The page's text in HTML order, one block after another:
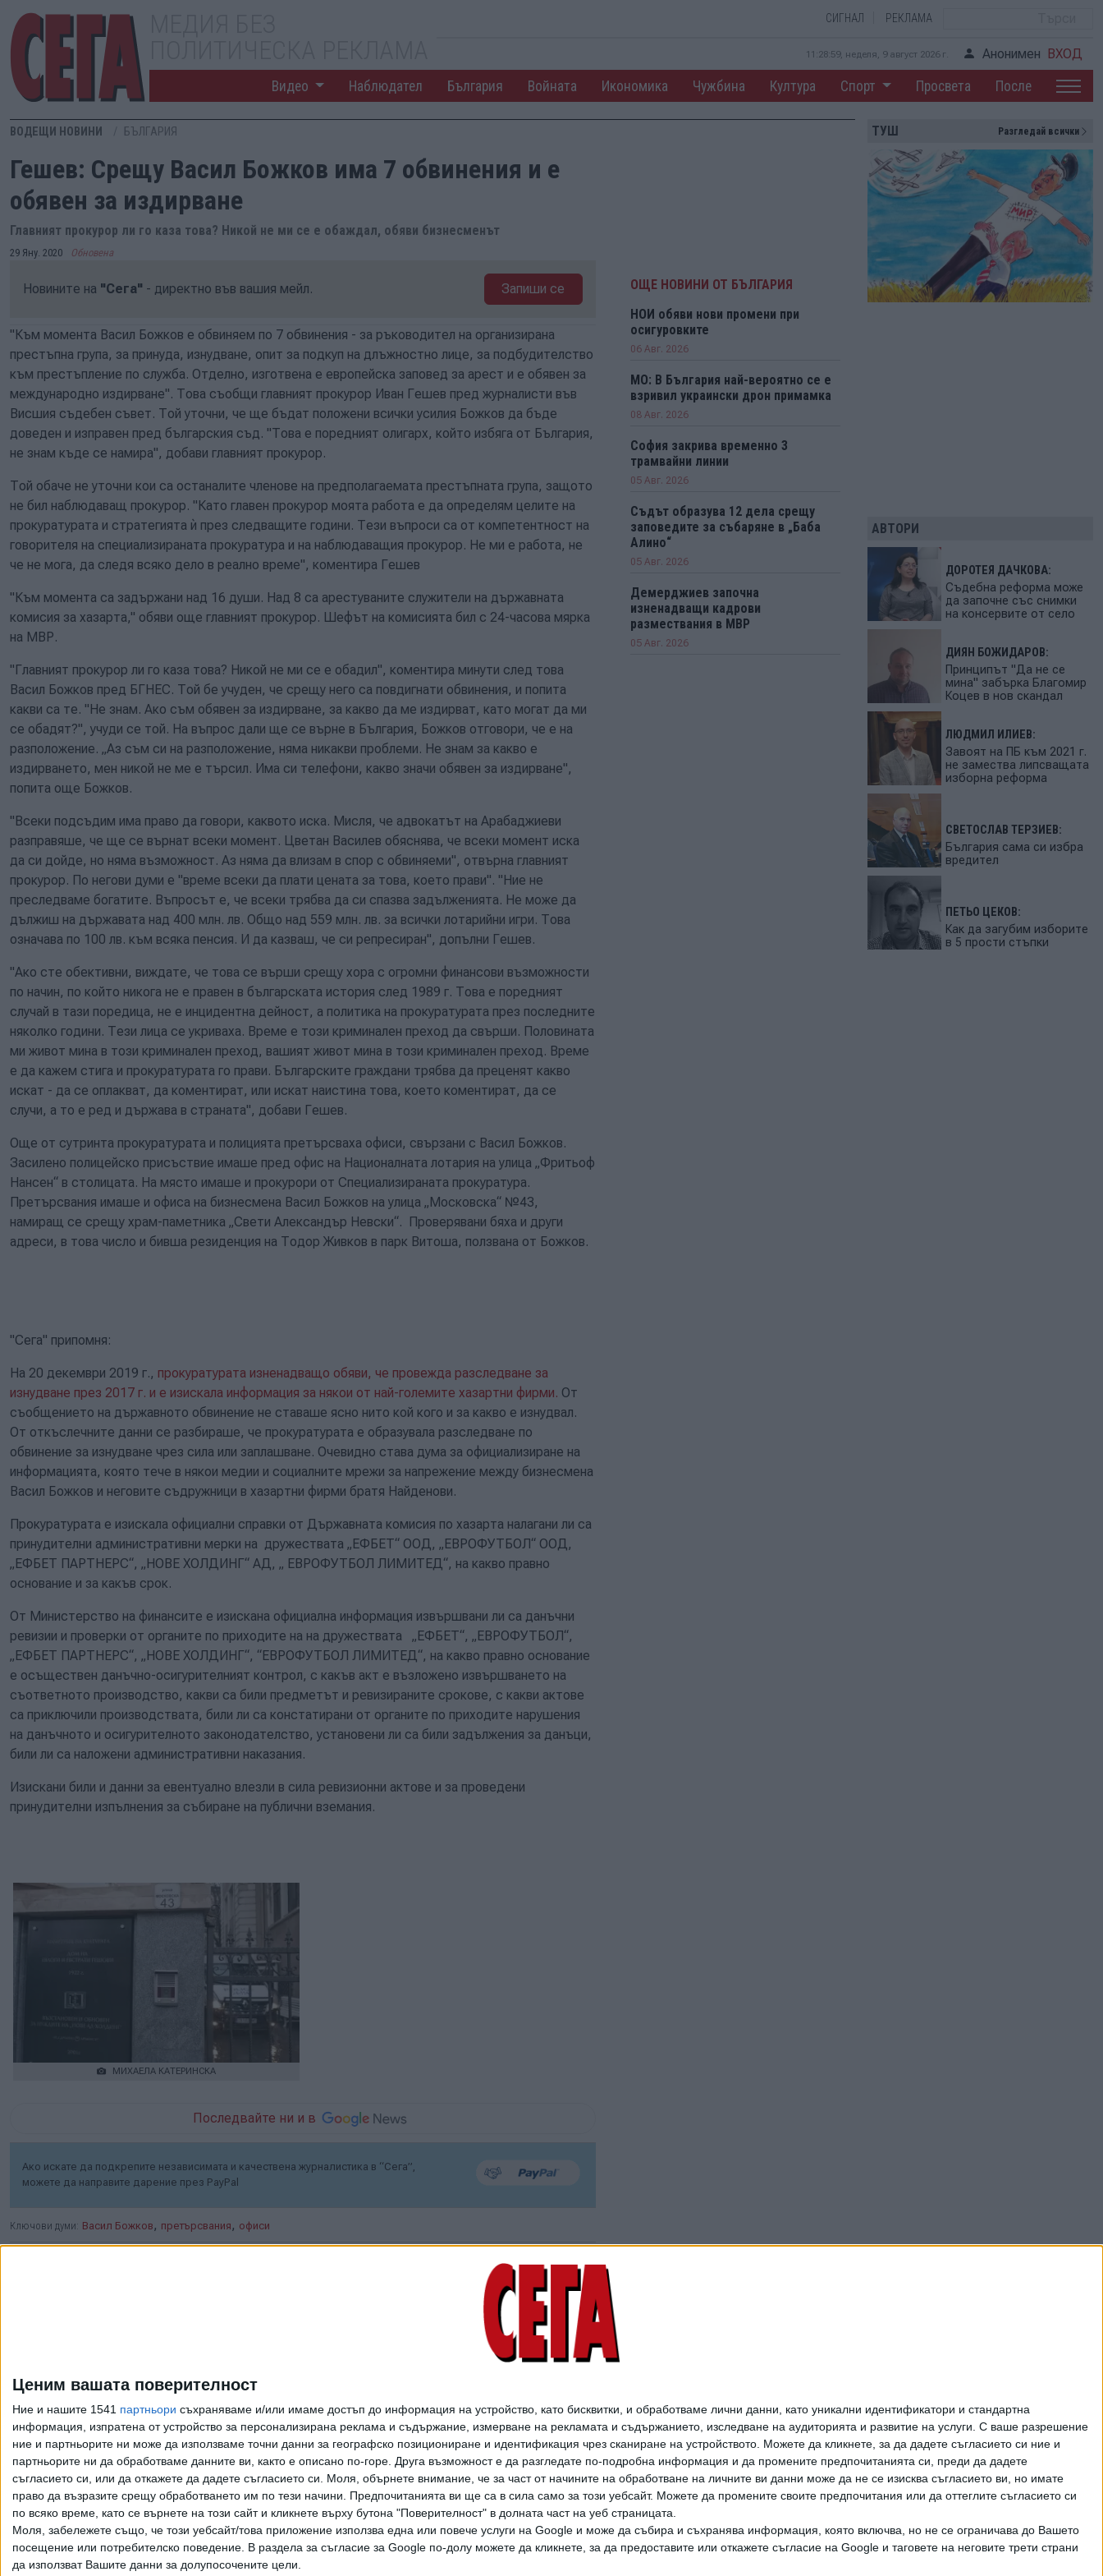
Ценим вашата поверителност
Ние и нашите 1541 партньори съхраняваме и/или имаме достъп до информация на устройство, като бисквитки, и обработваме лични данни, като уникални идентификатори и стандартна
информация, изпратена от устройство за персонализирана реклама и съдържание, измерване на рекламата и съдържанието, изследване на аудиторията и развитие на услуги. С ваше разрешение
ние и партньорите ни може да използваме точни данни за географско позициониране и идентификация чрез сканиране на устройството. Можете да кликнете, за да дадете съгласието си ние и
партньорите ни да обработваме данните ви, както е описано по-горе. Друга възможност е да разгледате по-подробна информация и да промените предпочитанията си, преди да дадете
съгласието си, или да откажете да дадете съгласието си.
Моля, обърнете внимание, че за част от начините на обработване на личните ви данни може да не се изисква съгласието ви, но имате
право да възразите срещу обработването им по тези начини. Предпочитанията ви ще са в сила само за този уебсайт. Можете да промените своите предпочитания или да оттеглите съгласието си
по всяко време, като се върнете на този сайт и кликнете върху бутона "Поверителност" в долната част на уеб страницата.
Моля, забележете също, че този уебсайт/това приложение използва една или повече услуги на Google и може да събира и съхранява информация, която включва, но не се ограничава до Вашето
посещение или потребителско поведение. В раздела за съгласие за Google по-долу можете да кликнете, за да предоставите или откажете съгласие на Google и таговете на неговите трети страни
да използват Вашите данни за долупосочените цели.
СИГНАЛ РЕКЛАМА
11:29:00, неделя, 9 август 2026 г. Анонимен ВХОД
Видео Наблюдател България Войната Икономика Чужбина Култура Спорт Просвета После
ВОДЕЩИ НОВИНИ БЪЛГАРИЯ
Гешев: Срещу Васил Божков има 7 обвинения и е
обявен за издирване
Главният прокурор ли го каза това? Никой не ми се е обаждал, обяви бизнесменът
29 Яну. 2020 Обновена
Новините на "Сега" - директно във вашия мейл. Запиши се
"Към момента Васил Божков е обвиняем по 7 обвинения - за ръководител на организирана
престъпна група, за принуда, изнудване, опит за подкуп на длъжностно лице, за подбудителство
към престъпление по служба. Отделно, изготвена е европейска заповед за арест и е обявен за
международно издирване". Това съобщи главният прокурор Иван Гешев пред журналисти във
Висшия съдебен съвет. Той уточни, че ще бъдат положени всички усилия Божков да бъде
доведен и изправен пред българския съд. "Това е поредният олигарх, който избяга от България,
не знам къде се намира", добави главният прокурор.
Той обаче не уточни кои са останалите членове на предполагаемата престъпната група, защото
не бил наблюдаващ прокурор. "Като главен прокурор моята работа е да определям целите на
прокуратурата и стратегията ѝ през следващите години. Тези въпроси са от компетентност на
говорителя на специализираната прокуратура и на наблюдаващия прокурор. Не ми е работа, не
че не мога, да следя всяко дело в реално време", коментира Гешев
"Към момента са задържани над 16 души. Над 8 са арестуваните служители на държавната
комисия за хазарта," обяви още главният прокурор. Шефът на комисията бил с 24-часова мярка
на МВР.
"Главният прокурор ли го каза това? Никой не ми се е обадил", коментира минути след това
Васил Божков пред БГНЕС. Той бе учуден, че срещу него са повдигнати обвинения, и попита
какви са те. "Не знам. Ако съм обявен за издирване, за какво да ме издирват, като могат да ми
се обадят?", учуди се той. На въпрос дали ще се върне в България, Божков отговори, че е на
разположение. „Аз съм си на разположение, няма никакви проблеми. Не знам за какво е
издирването, мен никой не ме е търсил. Има си телефони, какво значи обявен за издирване",
попита още Божков.
"Всеки подсъдим има право да говори, каквото иска. Мисля, че адвокатът на Арабаджиеви
разправяше, че ще се върнат всеки момент. Цветан Василев обяснява, че всеки момент иска
да си дойде, но няма възможност. Аз няма да влизам в спор с обвиняеми", отвърна главният
прокурор. По негови думи е "време всеки да плати цената за това, което прави". "Ние не
преследваме богатите. Въпросът е, че всеки трябва да си спазва задълженията. Не може да
дължиш на държавата над 400 млн. лв. Общо над 559 млн. лв. за всички лотарийни игри. Това
означава по 100 лв. към всяка пенсия. И да казваш, че си репресиран", допълни Гешев.
"Ако сте обективни, виждате, че това се върши срещу хора с огромни финансови възможности
по начин, по който никога не е правен в българската история след 1989 г. Това е поредният
случай в тази поредица, не е инцидентна дейност, а политика на прокуратурата през последните
няколко години. Тези лица се укриваха. Време е този криминален преход да свърши. Половината
ми живот мина в този криминален преход, вашият живот мина в този криминален преход. Време
е да кажем стига и прокуратурата го прави. Българските граждани трябва да преценят какво
искат - да се оплакват, да коментират, или искат наистина това, което коментират, да се
случи, а то е ред и държава в страната", добави Гешев.
Още от сутринта прокуратурата и полицията претърсваха офиси, свързани с Васил Божков.
Засилено полицейско присъствие имаше пред офис на Националната лотария на улица „Фритьоф
Нансен“ в столицата. На място имаше и прокурори от Специализираната прокуратура.
Претърсвания имаше и офиса на бизнесмена Васил Божков на улица „Московска“ №43,
намиращ се срещу храм-паметника „Свети Александър Невски“. Проверявани бяха и други
адреси, в това число и бивша резиденция на Тодор Живков в парк Витоша, ползвана от Божков.
"Сега" припомня:
На 20 декември 2019 г., прокуратурата изненадващо обяви, че провежда разследване за
изнудване през 2017 г. и е изискала информация за някои от най-големите хазартни фирми. От
съобщението на държавното обвинение не ставаше ясно нито кой кого и за какво е изнудвал.
От откъслечните данни се разбираше, че прокуратурата е образувала разследване по
обвинение за изнудване чрез сила или заплашване. Очевидно става дума за официализиране на
информацията, която тече в някои медии и социалните мрежи за напрежение между бизнесмена
Васил Божков и неговите съдружници в хазартни фирми братя Найденови.
Прокуратурата е изискала официални справки от Държавната комисия по хазарта налагани ли са
принудителни административни мерки на дружествата „ЕФБЕТ“ ООД, „ЕВРОФУТБОЛ“ ООД,
„ЕФБЕТ ПАРТНЕРС“, „НОВЕ ХОЛДИНГ“ АД, „ ЕВРОФУТБОЛ ЛИМИТЕД“, на какво правно
основание и за какъв срок.
От Министерство на финансите е изискана официална информация извършвани ли са данъчни
ревизии и проверки от органите по приходите на на дружествата „ЕФБЕТ“, „ЕВРОФУТБОЛ“,
„ЕФБЕТ ПАРТНЕРС“, „НОВЕ ХОЛДИНГ“, “ЕВРОФУТБОЛ ЛИМИТЕД“, на какво правно основание
е осъществен данъчно-осигурителният контрол, с какъв акт е възложено извършването на
съответното производство, какви са били предметът и ревизираните срокове, с какви актове
са приключили производствата, били ли са констатирани от органите по приходите нарушения
на данъчното и осигурителното законодателство, установени ли са били задължения за данъци,
били ли са наложени административни наказания.
Изискани били и данни за евентуално влезли в сила ревизионни актове и за проведени
принудителни изпълнения за събиране на публични вземания.
МИХАЕЛА КАТЕРИНСКА
Последвайте ни и в
Ако искате да подкрепите независимата и качествена журналистика в “Сега”,
можете да направите дарение през PayPal
Ключови думи: Васил Божков , претърсвания , офиси
службата за санкции
на САЩ
02 Авг. 2026
Божков заведе дело в
08 Юли 2026
Васил Божков си
поиска над 5 млн. евро
от "Левски"
19 Юни 2026
Съпругата на Васил
Божков осъди
прокуратурата заради
ареста си
ОЩЕ НОВИНИ ОТ БЪЛГАРИЯ
НОИ обяви нови промени при
осигуровките
06 Авг. 2026
МО: В България най-вероятно се е
взривил украински дрон примамка
08 Авг. 2026
София закрива временно 3
трамвайни линии
05 Авг. 2026
Съдът образува 12 дела срещу
заповедите за събаряне в „Баба
Алино“
05 Авг. 2026
Демерджиев започна
изненадващи кадрови
размествания в МВР
05 Авг. 2026
ТУШ Разгледай всички
АВТОРИ
ДОРОТЕЯ ДАЧКОВА:
Съдебна реформа може
да започне със снимки
на консервите от село
ДИЯН БОЖИДАРОВ:
Принципът "Да не се
мина" забърка Благомир
Коцев в нов скандал
ЛЮДМИЛ ИЛИЕВ:
Завоят на ПБ към 2021 г.
не замества липсващата
изборна реформа
СВЕТОСЛАВ ТЕРЗИЕВ:
България сама си избра
вредител
ПЕТЬО ЦЕКОВ:
Как да загубим изборите
в 5 прости стъпки